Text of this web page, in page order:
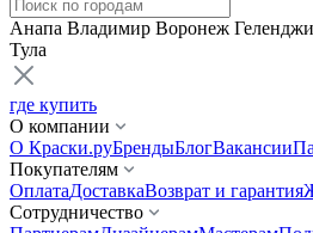
Анапа Владимир Воронеж
Тула
где купить
О компании
О Краски.руБрендыБлогВакансии
Покупателям
ОплатаДоставкаВозврат и гарантия
Сотрудничество